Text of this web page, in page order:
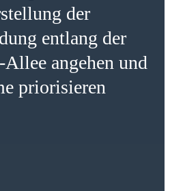
der
entlang der
angehen und
priorisieren